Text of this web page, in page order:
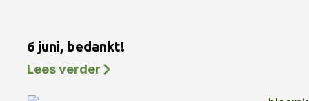
6 juni, bedankt!
Lees verder